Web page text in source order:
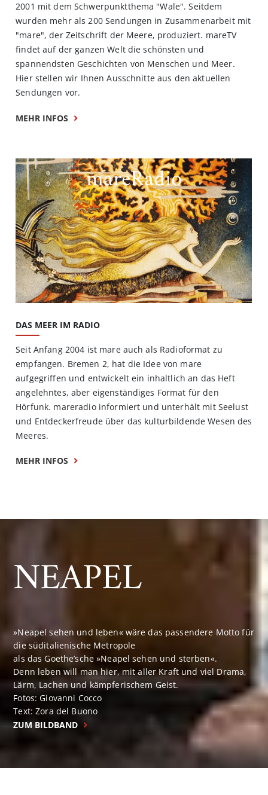
2001 mit dem Schwerpunktthema "Wale". Seitdem
wurden mehr als 200 Sendungen in Zusammenarbeit mit
"mare", der Zeitschrift der Meere, produziert. mareTV
findet auf der ganzen Welt die schönsten und
spannendsten Geschichten von Menschen und Meer.
Hier stellen wir Ihnen Ausschnitte aus den aktuellen
Sendungen vor.
MEHR INFOS
mareRadio
DAS MEER IM RADIO
Seit Anfang 2004 ist mare auch als Radioformat zu
empfangen. Bremen 2, hat die Idee von mare
aufgegriffen und entwickelt ein inhaltlich an das Heft
angelehntes, aber eigenständiges Format für den
Hörfunk. mareradio informiert und unterhält mit Seelust
und Entdeckerfreude über das kulturbildende Wesen des
Meeres.
MEHR INFOS
NEAPEL
»Neapel sehen und leben« wäre das passendere Motto für
die süditalienische Metropole
als das Goethe’sche »Neapel sehen und sterben«.
Denn leben will man hier, mit aller Kraft und viel Drama,
Lärm, Lachen und kämpferischem Geist.
Fotos: Giovanni Cocco
Text: Zora del Buono
ZUM BILDBAND